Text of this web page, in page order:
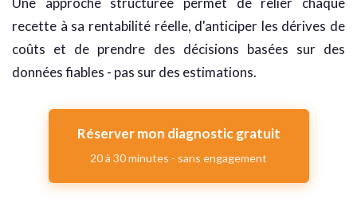
recette à sa rentabilité réelle, d'anticiper les dérives de
coûts et de prendre des décisions basées sur des
données fiables - pas sur des estimations.
Réserver mon diagnostic gratuit
20 à 30 minutes - sans engagement